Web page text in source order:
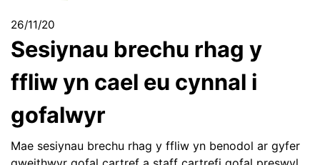
26/11/20
Sesiynau brechu rhag y
ffliw yn cael eu cynnal i
gofalwyr
Mae sesiynau brechu rhag y ffliw yn benodol ar gyfer